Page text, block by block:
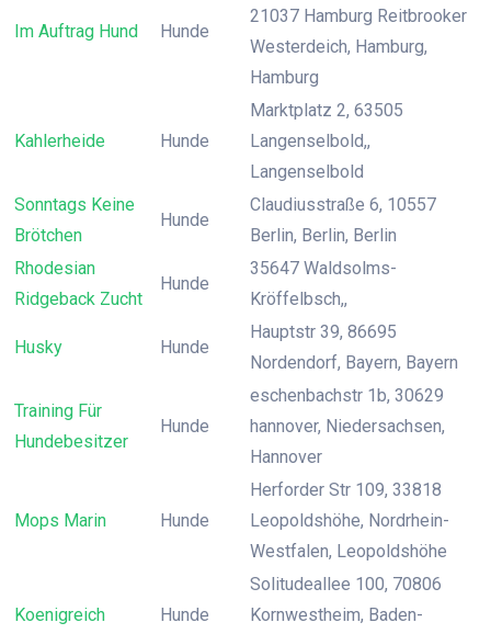
Im Auftrag Hund Hunde
21037 Hamburg Reitbrooker
Westerdeich, Hamburg,
Hamburg
Kahlerheide Hunde
Marktplatz 2, 63505
Langenselbold,,
Langenselbold
Sonntags Keine
Brötchen
Hunde
Claudiusstraße 6, 10557
Berlin, Berlin, Berlin
Rhodesian
Ridgeback Zucht
Hunde
35647 Waldsolms-
Kröffelbsch,,
Husky Hunde
Hauptstr 39, 86695
Nordendorf, Bayern, Bayern
Training Für
Hundebesitzer
Hunde
eschenbachstr 1b, 30629
hannover, Niedersachsen,
Hannover
Mops Marin Hunde
Herforder Str 109, 33818
Leopoldshöhe, Nordrhein-
Westfalen, Leopoldshöhe
Koenigreich Hunde
Solitudeallee 100, 70806
Kornwestheim, Baden-